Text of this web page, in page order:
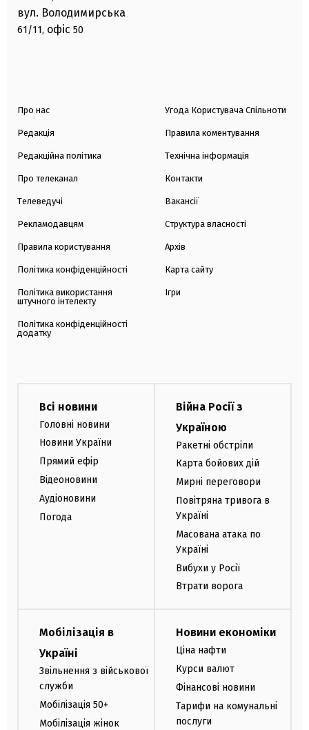
вул. Володимирська
61/11, офіс 50
Про нас
Редакція
Редакційна політика
Про телеканал
Телеведучі
Рекламодавцям
Правила користування
Політика конфіденційності
Політика використання
штучного інтелекту
Політика конфіденційності
додатку
Угода Користувача Спільноти
Правила коментування
Технічна інформація
Контакти
Вакансії
Структура власності
Архів
Карта сайту
Ігри
Всі новини
Головні новини
Новини України
Прямий ефір
Відеоновини
Аудіоновини
Погода
Війна Росії з
Україною
Ракетні обстріли
Карта бойових дій
Мирні переговори
Повітряна тривога в
Україні
Масована атака по
Україні
Вибухи у Росії
Втрати ворога
Мобілізація в
Україні
Звільнення з військової
служби
Мобілізація 50+
Мобілізація жінок
Новини економіки
Ціна нафти
Курси валют
Фінансові новини
Тарифи на комунальні
послуги